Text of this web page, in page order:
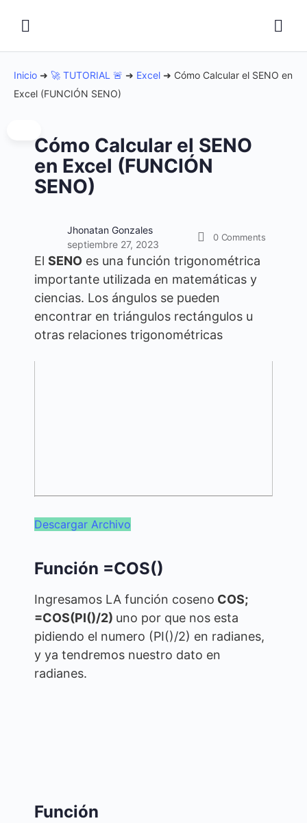
Inicio ➜ 🚀 TUTORIAL 🚨 ➜ Excel ➜ Cómo Calcular el SENO en
Excel (FUNCIÓN SENO)
Cómo Calcular el SENO
en Excel (FUNCIÓN
SENO)
Jhonatan Gonzales
septiembre 27, 2023
0 Comments
El SENO es una función trigonométrica
importante utilizada en matemáticas y
ciencias. Los ángulos se pueden
encontrar en triángulos rectángulos u
otras relaciones trigonométricas
Descargar Archivo
Función =COS()
Ingresamos LA función coseno COS;
=COS(PI()/2) uno por que nos esta
pidiendo el numero (PI()/2) en radianes,
y ya tendremos nuestro dato en
radianes.
Función